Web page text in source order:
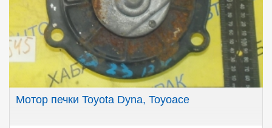
Мотор печки Toyota Dyna, Toyoace